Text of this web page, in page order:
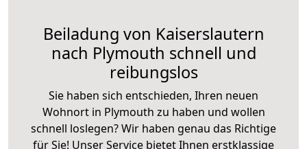
Beiladung von Kaiserslautern
nach Plymouth schnell und
reibungslos
Sie haben sich entschieden, Ihren neuen
Wohnort in Plymouth zu haben und wollen
schnell loslegen? Wir haben genau das Richtige
für Sie! Unser Service bietet Ihnen erstklassige